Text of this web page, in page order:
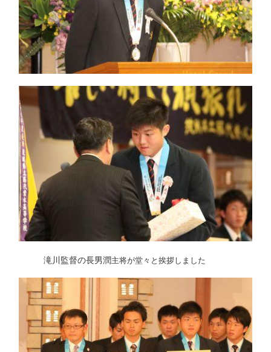
滝川監督の長男潤主将が堂々と挨拶しました